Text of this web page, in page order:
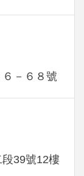
－６８號
39號12樓